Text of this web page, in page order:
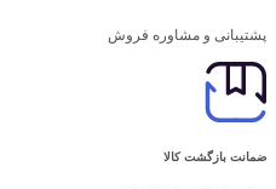
پشتیبانی و مشاوره فروش
ضمانت بازگشت کالا